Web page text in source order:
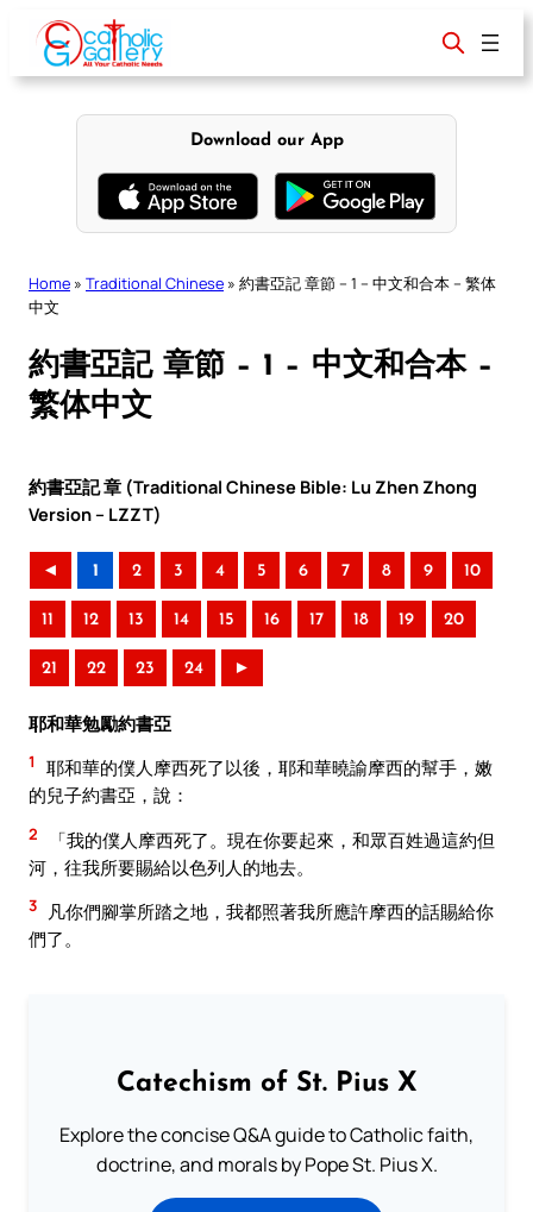
content
Download our App
Home » Traditional Chinese » 約書亞記 章節 – 1 – 中文和合本 – 繁体
中文
約書亞記 章節 – 1 – 中文和合本 –
繁体中文
約書亞記 章 (Traditional Chinese Bible: Lu Zhen Zhong
Version – LZZT)
◄ 1 2 3 4 5 6 7 8 9 10
11 12 13 14 15 16 17 18 19 20
21 22 23 24 ►
耶和華勉勵約書亞
1
耶和華的僕人摩西死了以後，耶和華曉諭摩西的幫手，嫩
的兒子約書亞，說：
2
「我的僕人摩西死了。現在你要起來，和眾百姓過這約但
河，往我所要賜給以色列人的地去。
3
凡你們腳掌所踏之地，我都照著我所應許摩西的話賜給你
們了。
Catechism of St. Pius X
Explore the concise Q&A guide to Catholic faith,
doctrine, and morals by Pope St. Pius X.